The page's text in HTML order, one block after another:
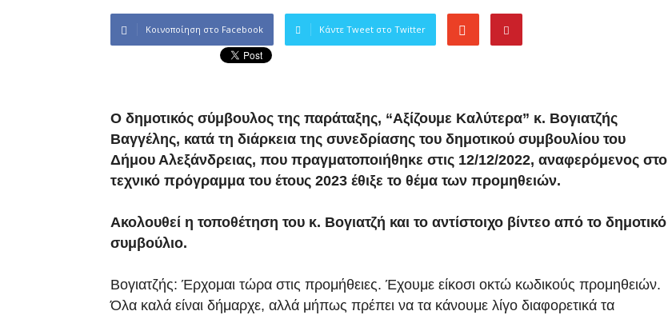
Κοινοποίηση στο Facebook Κάντε Tweet στο Twitter
Ο δημοτικός σύμβουλος της παράταξης, “Αξίζουμε Καλύτερα” κ. Βογιατζής
Βαγγέλης, κατά τη διάρκεια της συνεδρίασης του δημοτικού συμβουλίου του
Δήμου Αλεξάνδρειας, που πραγματοποιήθηκε στις 12/12/2022, αναφερόμενος στο
τεχνικό πρόγραμμα του έτους 2023 έθιξε το θέμα των προμηθειών.
Ακολουθεί η τοποθέτηση του κ. Βογιατζή και το αντίστοιχο βίντεο από το δημοτικό
συμβούλιο.
Βογιατζής: Έρχομαι τώρα στις προμήθειες. Έχουμε είκοσι οκτώ κωδικούς προμηθειών.
Όλα καλά είναι δήμαρχε, αλλά μήπως πρέπει να τα κάνουμε λίγο διαφορετικά τα